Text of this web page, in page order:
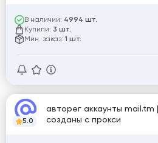
В наличии: 4994 шт.
Купили: 3 шт.
Мин. заказ: 1 шт.
5.0
авторег аккаунты mail.tm
созданы с прокси